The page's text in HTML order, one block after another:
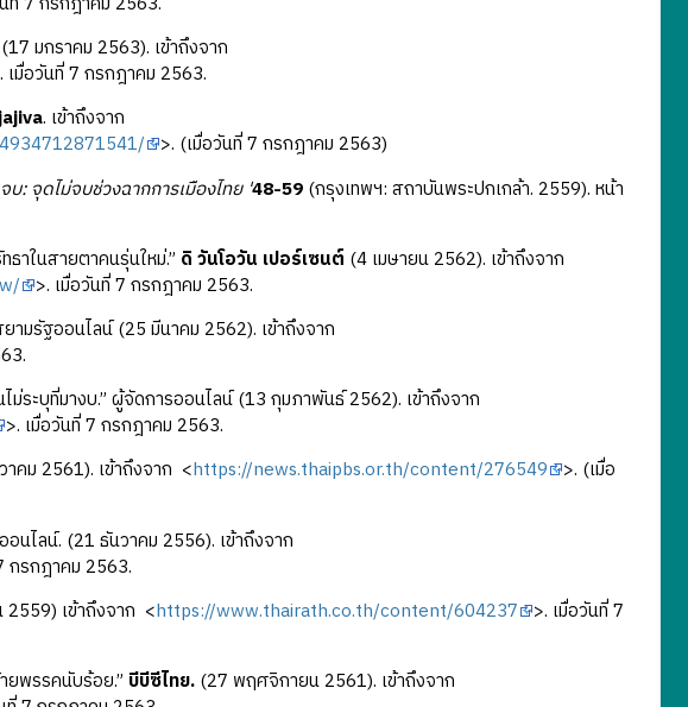
มกราคม 2563). เข้าถึงจาก
เมื่อวันที่ 7 กรกฎาคม 2563.
. เข้าถึงจาก
>. (เมื่อวันที่ 7 กรกฎาคม 2563)
บ: จุดไม่จบช่วงฉากการเมืองไทย '48-59 (กรุงเทพฯ: สถาบันพระปกเกล้า. 2559). หน้า
าในสายตาคนรุ่นใหม่.” ดิ วันโอวัน เปอร์เซนต์ (4 เมษายน 2562). เข้าถึงจาก
>. เมื่อวันที่ 7 กรกฎาคม 2563.
ามรัฐออนไลน์ (25 มีนาคม 2562). เข้าถึงจาก
ม่ระบุที่มางบ.” ผู้จัดการออนไลน์ (13 กุมภาพันธ์ 2562). เข้าถึงจาก
>. เมื่อวันที่ 7 กรกฎาคม 2563.
คม 2561). เข้าถึงจาก <https://news.thaipbs.or.th/content/276549 >. (เมื่อ
อนไลน์. (21 ธันวาคม 2556). เข้าถึงจาก
กรกฎาคม 2563.
2559) เข้าถึงจาก <https://www.thairath.co.th/content/604237 >. เมื่อวันที่ 7
พรรคนับร้อย.” บีบีซีไทย.(27 พฤศจิกายน 2561). เข้าถึงจาก